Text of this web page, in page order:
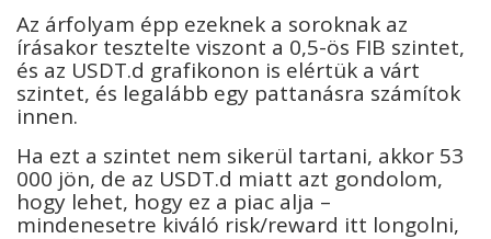
Az árfolyam épp ezeknek a soroknak az
írásakor tesztelte viszont a 0,5-ös FIB szintet,
és az USDT.d grafikonon is elértük a várt
szintet, és legalább egy pattanásra számítok
innen.
Ha ezt a szintet nem sikerül tartani, akkor 53
000 jön, de az USDT.d miatt azt gondolom,
hogy lehet, hogy ez a piac alja –
mindenesetre kiváló risk/reward itt longolni,